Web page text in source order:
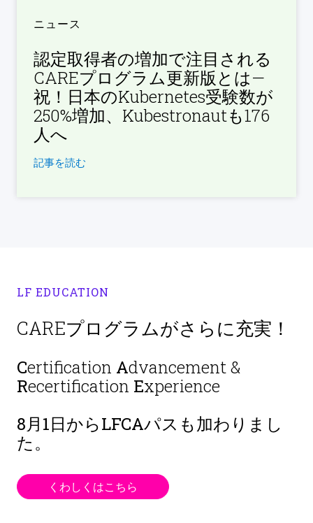
ニュース
認定取得者の増加で注目される
CAREプログラム更新版とは—
祝！日本のKubernetes受験数が
250%増加、Kubestronautも176
人へ
記事を読む
LF EDUCATION
CAREプログラムがさらに充実！
Certification Advancement &
Recertification Experience
8月1日からLFCAパスも加わりまし
た。
くわしくはこちら